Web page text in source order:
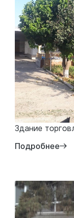
Здание
Подробнее